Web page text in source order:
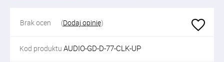
Brak ocen (Dodaj opinię)
Kod produktu AUDIO-GD-D-77-CLK-UP